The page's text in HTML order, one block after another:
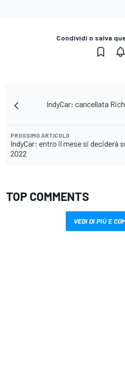
Condividi o salva
IndyCar: cancellata
PROSSIMO ARTICOLO
IndyCar: entro il mese si deciderà
2022
TOP COMMENTS
VEDI DI PIÙ E